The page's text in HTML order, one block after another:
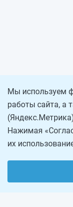
Мы используем
работы сайта, а
Нажимая
их